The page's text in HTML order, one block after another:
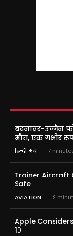
बदनावर-उज्जैन
मौत, एक गंभीर
हिन्दी मंच 7
Trainer Aircraft
Safe
AVIATION 9
Apple
10